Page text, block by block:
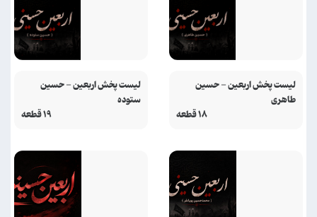
۱۸ قطعه
لیست پخش اربعین - حسین
طاهری
۱۹ قطعه
لیست پخش اربعین - حسین
ستوده